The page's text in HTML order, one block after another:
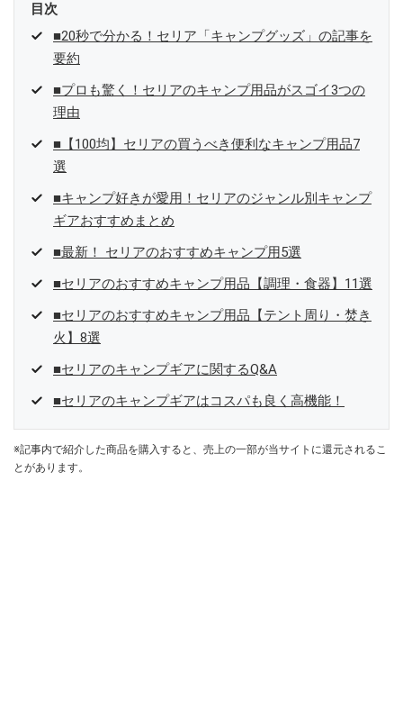
目次
■20秒で分かる！セリア「キャンプグッズ」の記事を
要約
■プロも驚く！セリアのキャンプ用品がスゴイ3つの
理由
■【100均】セリアの買うべき便利なキャンプ用品7
選
■キャンプ好きが愛用！セリアのジャンル別キャンプ
ギアおすすめまとめ
■最新！ セリアのおすすめキャンプ用5選
■セリアのおすすめキャンプ用品【調理・食器】11選
■セリアのおすすめキャンプ用品【テント周り・焚き
火】8選
■セリアのキャンプギアに関するQ&A
■セリアのキャンプギアはコスパも良く高機能！
※記事内で紹介した商品を購入すると、売上の一部が当サイトに還元されるこ
とがあります。